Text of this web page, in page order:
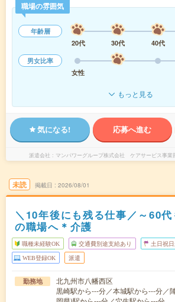
職場の雰囲気
年齢層
20代
30代 40代
男女比率
女性
もっと見る
気になる! 応募へ進む
派遣会社 マンパワーグループ株式会社 ケアサービス事業
未読 掲載日 2026/08/01
＼10年後にも残る仕事／～60
の職場へ＊介護
職種未経験OK 交通費別途支給あり 土日祝
WEB登録OK 派遣
勤務地
北九州市八幡西区
黒崎駅から---分／本城駅から---分／